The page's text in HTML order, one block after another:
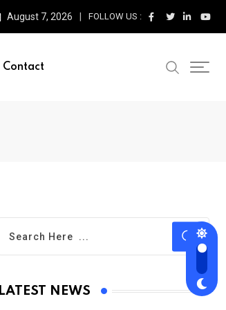
August 7, 2026 FOLLOW US :
Contact
LATEST NEWS